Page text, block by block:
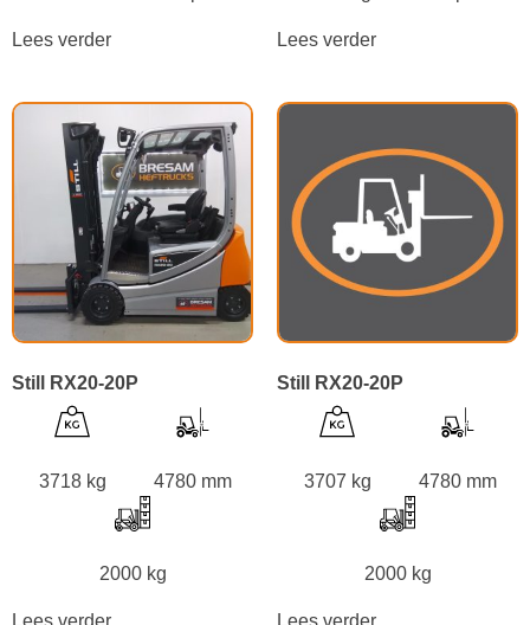
Lees verder Lees verder
Still RX20-20P
3718 kg 4780 mm
2000 kg
Lees verder
Still RX20-20P
3707 kg 4780 mm
2000 kg
Lees verder